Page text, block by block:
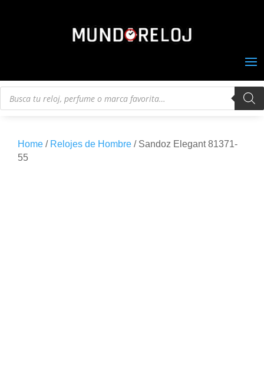
Búsqueda
Home / Relojes de Hombre / Sandoz Elegant 81371-
55